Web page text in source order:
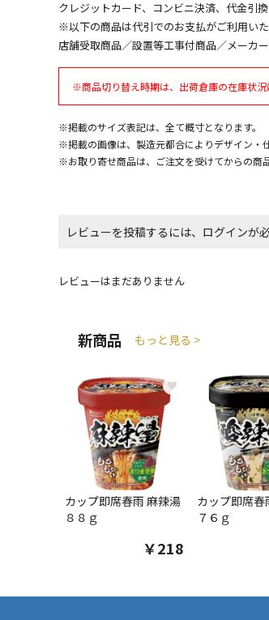
クレジットカード、コンビニ決済、代金引
※以下の商品は代引でのお支払がご利用い
店舗受取商品／設置等工事付商品／メーカ
※商品切り替え時期は、出荷倉庫の在庫状況
※掲載のサイズ表記は、全て概寸となります。
※掲載の画像は、製造元都合によりデザイン・
※お取り寄せ商品は、ご注文を受けてからの商
レビューを投稿するには、ログインが
レビューはまだありません
新商品 もっと見る >
♥
カップ即席春雨 麻辣湯
８８ｇ
￥218
カップ即席春
７６ｇ